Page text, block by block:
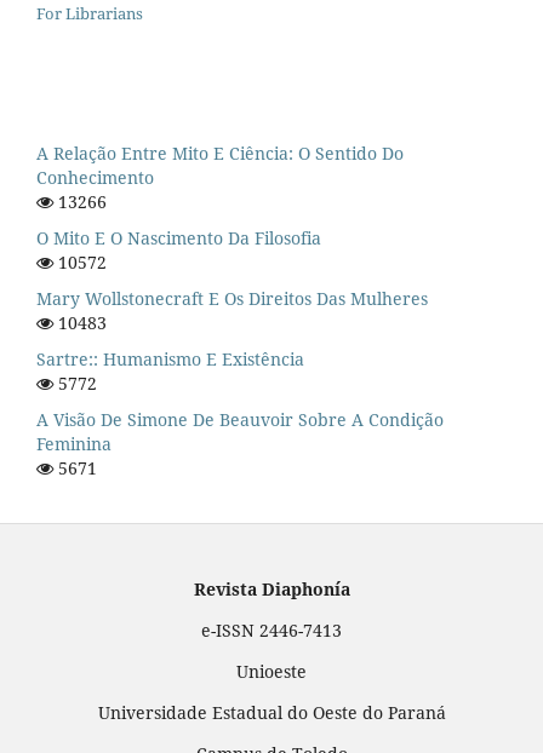
For Librarians
A Relação Entre Mito E Ciência: O Sentido Do
Conhecimento
13266
O Mito E O Nascimento Da Filosofia
10572
Mary Wollstonecraft E Os Direitos Das Mulheres
10483
Sartre:: Humanismo E Existência
5772
A Visão De Simone De Beauvoir Sobre A Condição
Feminina
5671
Revista Diaphonía
e-ISSN 2446-7413
Unioeste
Universidade Estadual do Oeste do Paraná